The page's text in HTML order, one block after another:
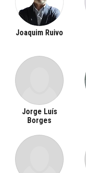
Joaquim Ruivo
Jorge Luís
Borges